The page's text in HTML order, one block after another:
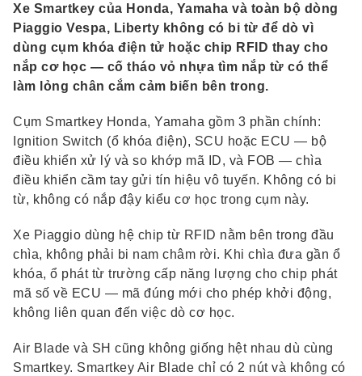
Xe Smartkey của Honda, Yamaha và toàn bộ dòng
Piaggio Vespa, Liberty không có bi từ để dò vì
dùng cụm khóa điện tử hoặc chip RFID thay cho
nắp cơ học — cố tháo vỏ nhựa tìm nắp từ có thể
làm lỏng chân cắm cảm biến bên trong.
Cụm Smartkey Honda, Yamaha gồm 3 phần chính:
Ignition Switch (ổ khóa điện), SCU hoặc ECU — bộ
điều khiển xử lý và so khớp mã ID, và FOB — chìa
điều khiển cầm tay gửi tín hiệu vô tuyến. Không có bi
từ, không có nắp đậy kiểu cơ học trong cụm này.
Xe Piaggio dùng hệ chip từ RFID nằm bên trong đầu
chìa, không phải bi nam châm rời. Khi chìa đưa gần ổ
khóa, ổ phát từ trường cấp năng lượng cho chip phát
mã số về ECU — mã đúng mới cho phép khởi động,
không liên quan đến việc dò cơ học.
Air Blade và SH cũng không giống hệt nhau dù cùng
Smartkey. Smartkey Air Blade chỉ có 2 nút và không có